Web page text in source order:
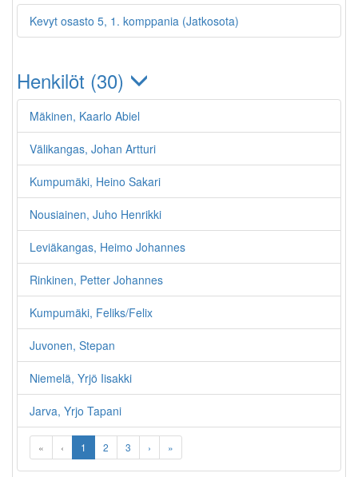
Kevyt osasto 5, 1. komppania (Jatkosota)
Henkilöt (30)
Mäkinen, Kaarlo Abiel
Välikangas, Johan Artturi
Kumpumäki, Heino Sakari
Nousiainen, Juho Henrikki
Leviäkangas, Heimo Johannes
Rinkinen, Petter Johannes
Kumpumäki, Feliks/Felix
Juvonen, Stepan
Niemelä, Yrjö Iisakki
Jarva, Yrjo Tapani
« ‹ 1 2 3 › »